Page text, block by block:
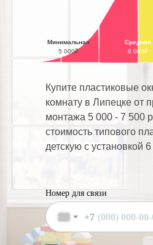
Купите пластиковые
комнату в Липецке от
монтажа 5 000 - 7 500
стоимость типового
детскую с установкой
Минимальная
5 000₽
Средняя
6 000₽
Номер для связи
+7